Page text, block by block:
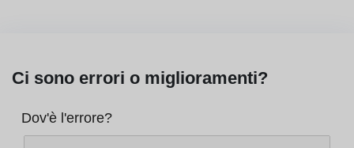
Ci sono errori o miglioramenti?
Dov'è l'errore?